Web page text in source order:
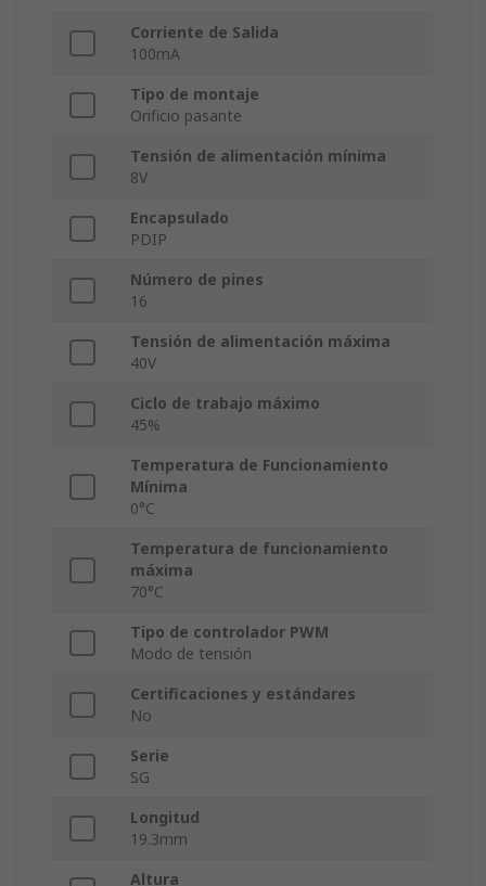
Corriente de Salida
100mA
Tipo de montaje
Orificio pasante
Tensión de alimentación mínima
8V
Encapsulado
PDIP
Número de pines
16
Tensión de alimentación máxima
40V
Ciclo de trabajo máximo
45%
Temperatura de Funcionamiento
Mínima
0°C
Temperatura de funcionamiento
máxima
70°C
Tipo de controlador PWM
Modo de tensión
Certificaciones y estándares
No
Serie
SG
Longitud
19.3mm
Altura